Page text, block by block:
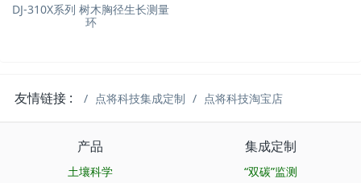
DJ-310X系列 树木胸径生长测量
环
友情链接 : 点将科技集成定制 点将科技淘宝店
产品
土壤科学
集成定制
“双碳”监测